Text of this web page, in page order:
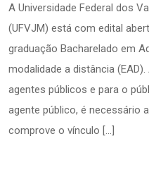
A Universidade Federal dos
(UFVJM) está com edital
graduação Bacharelado em
modalidade a distância
agentes públicos e para o
agente público, é necessário
comprove o vínculo […]